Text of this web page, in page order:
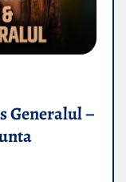
Generalul –